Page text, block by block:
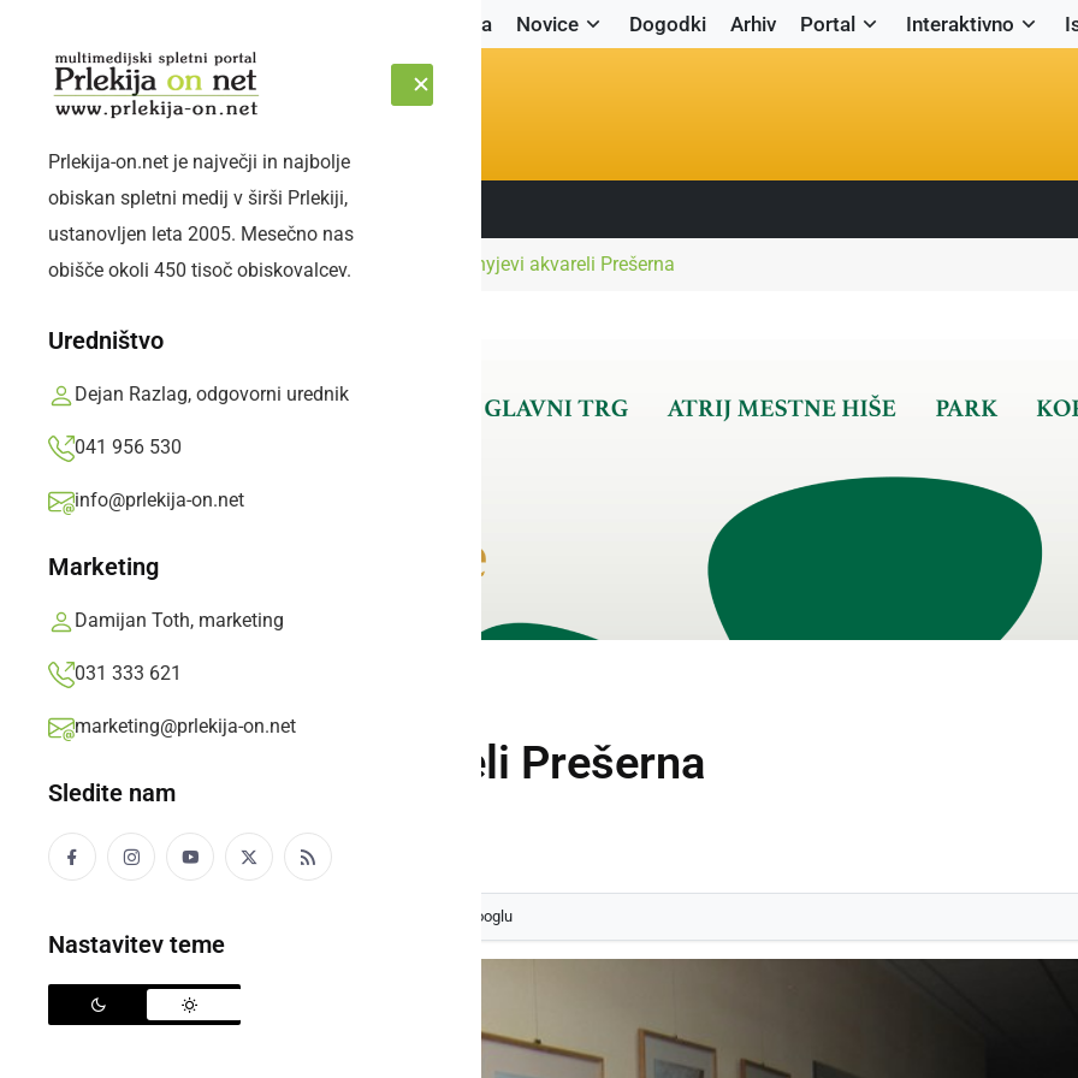
Naslovnica Novice Dogodki Arhiv Portal Interaktivno
PETEK, 7. AVGUST 2026 Sledite nam:
Prlekija-on.net je največji in najbolje
obiskan spletni medij v širši Prlekiji,
ustanovljen leta 2005. Mesečno nas
obišče okoli 450 tisoč obiskovalcev.
Uredništvo
Dejan Razlag, odgovorni urednik
041 956 530
info@prlekija-on.net
Marketing
Damijan Toth, marketing
031 333 621
marketing@prlekija-on.net
Sledite nam
Nastavitev teme
Naslovnica Kultura in izobraževanje Dannyjevi akvareli Prešerna
Dannyjevi akvareli Prešerna
kot svoj prednostni vir na Googlu